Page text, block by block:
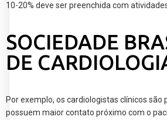
10-20% deve ser preenchida com
SOCIEDADE
DE
Por exemplo, os cardiologistas clínicos são
possuem maior contato próximo com o